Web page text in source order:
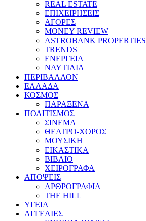
REAL ESTATE
ΕΠΙΧΕΙΡΗΣΕΙΣ
ΑΓΟΡΕΣ
MONEY REVIEW
ASTROBANK PROPERTIES
TRENDS
ΕΝΕΡΓΕΙΑ
ΝΑΥΤΙΛΙΑ
ΠΕΡΙΒΑΛΛΟΝ
ΕΛΛΑΔΑ
ΚΟΣΜΟΣ
ΠΑΡΑΞΕΝΑ
ΠΟΛΙΤΙΣΜΟΣ
ΣΙΝΕΜΑ
ΘΕΑΤΡΟ-ΧΟΡΟΣ
ΜΟΥΣΙΚΗ
ΕΙΚΑΣΤΙΚΑ
ΒΙΒΛΙΟ
ΧΕΙΡΟΓΡΑΦΑ
ΑΠΟΨΕΙΣ
ΑΡΘΡΟΓΡΑΦΙΑ
THE HILL
ΥΓΕΙΑ
ΑΓΓΕΛΙΕΣ